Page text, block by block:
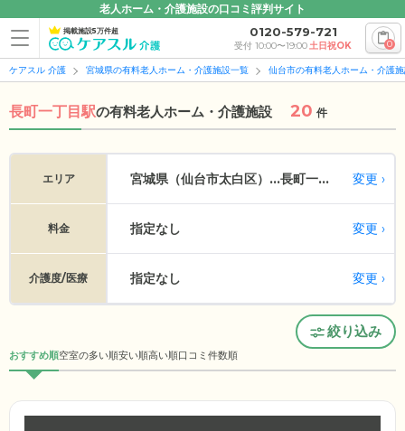
老人ホーム・介護施設の口コミ評判サイト
掲載施設5万件超 0120-579-721
受付 10:00〜19:00土日祝OK 0
ケアスル 介護 宮城県の有料老人ホーム・介護施設一覧 仙台市の有料老人ホーム・介護
長町一丁目駅の有料老人ホーム・介護施設 20 件
エリア 宮城県（仙台市太白区）...長町一丁目 変更
料金 指定なし 変更
介護度/医療 指定なし 変更
絞り込み
おすすめ順空室の多い順安い順高い順口コミ件数順